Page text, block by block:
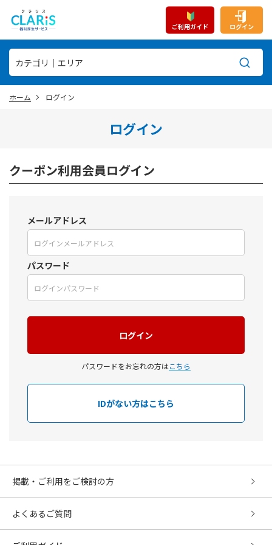
ご利用ガイド ログイン
ホーム ログイン
ログイン
クーポン利用会員ログイン
メールアドレス
パスワード
パスワードをお忘れの方はこちら
IDがない方はこちら
掲載・ご利用をご検討の方
よくあるご質問